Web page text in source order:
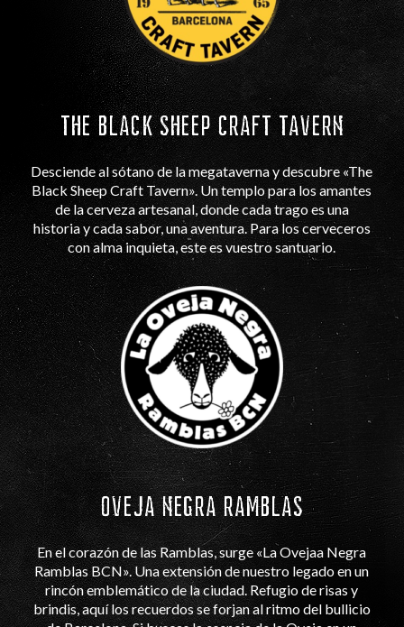
THE BLACK SHEEP CRAFT TAVERN
Desciende al sótano de la megataverna y descubre «The
Black Sheep Craft Tavern». Un templo para los amantes
de la cerveza artesanal, donde cada trago es una
historia y cada sabor, una aventura. Para los cerveceros
con alma inquieta, este es vuestro santuario.
OVEJA NEGRA RAMBLAS
En el corazón de las Ramblas, surge «La Ovejaa Negra
Ramblas BCN». Una extensión de nuestro legado en un
rincón emblemático de la ciudad. Refugio de risas y
brindis, aquí los recuerdos se forjan al ritmo del bullicio